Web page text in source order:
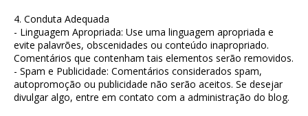
4. Conduta Adequada
- Linguagem Apropriada: Use uma linguagem apropriada e
evite palavrões, obscenidades ou conteúdo inapropriado.
Comentários que contenham tais elementos serão removidos.
- Spam e Publicidade: Comentários considerados spam,
autopromoção ou publicidade não serão aceitos. Se desejar
divulgar algo, entre em contato com a administração do blog.